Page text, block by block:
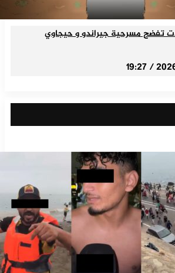
تفضح مسرحية جيراندو و حيجاوي